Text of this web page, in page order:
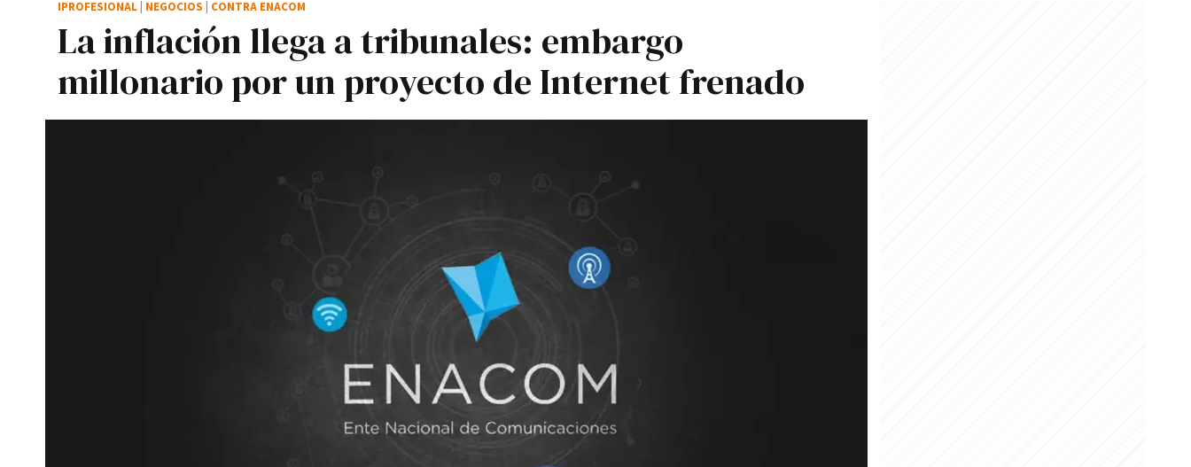
La inflación llega a tribunales: embargo
millonario por un proyecto de Internet frenado
IPROFESIONAL NEGOCIOS CONTRA ENACOM